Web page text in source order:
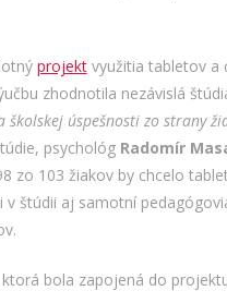
projektvyužitia tabletov a
zhodnotila nezávislá
úspešnosti zo strany
psychológ Radomír
zo 103 žiakov by chcelo
štúdii aj samotní
bola zapojená do